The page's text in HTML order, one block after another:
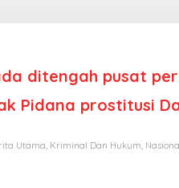
ditengah pusat
Pidana prostitusi
Utama, Kriminal Dan Hukum,